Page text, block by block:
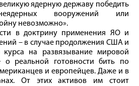
ядерную державу победить
вооружений или
невозможно».
в доктрину применения ЯО и
– в случае продолжения США и
на развязывание мировой
реальной готовности бить по
и европейцев. Даже и в
От этих активов им стоит